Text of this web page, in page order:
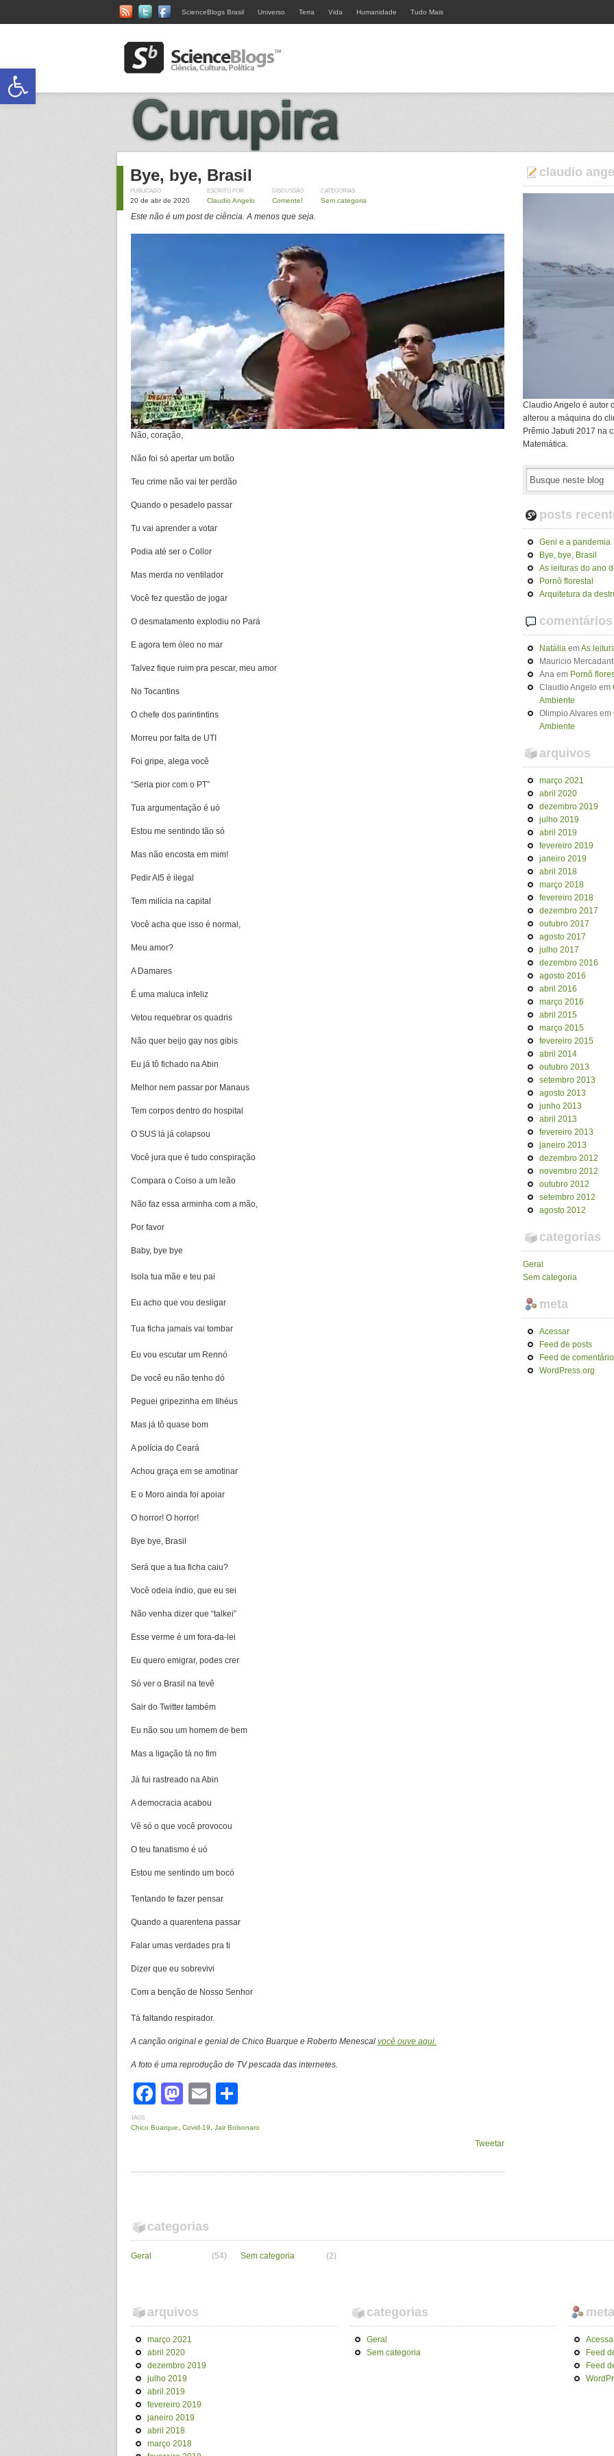
ScienceBlogs Brasil Universo Terra Vida Humanidade Tudo Mais
Bye, bye, Brasil
PUBLICADO
20 de abr de 2020
ESCRITO POR
Claudio Angelo
DISCUSSÃO
Comente!
CATEGORIAS
Sem categoria
Este não é um post de ciência. A menos que seja.
Não, coração,
Não foi só apertar um botão
Teu crime não vai ter perdão
Quando o pesadelo passar
Tu vai aprender a votar
Podia até ser o Collor
Mas merda no ventilador
Você fez questão de jogar
O desmatamento explodiu no Pará
E agora tem óleo no mar
Talvez fique ruim pra pescar, meu amor
No Tocantins
O chefe dos parintintins
Morreu por falta de UTI
Foi gripe, alega você
“Seria pior com o PT”
Tua argumentação é uó
Estou me sentindo tão só
Mas não encosta em mim!
Pedir AI5 é ilegal
Tem milícia na capital
Você acha que isso é normal,
Meu amor?
A Damares
É uma maluca infeliz
Vetou requebrar os quadris
Não quer beijo gay nos gibis
Eu já tô fichado na Abin
Melhor nem passar por Manaus
Tem corpos dentro do hospital
O SUS lá já colapsou
Você jura que é tudo conspiração
Compara o Coiso a um leão
Não faz essa arminha com a mão,
Por favor
Baby, bye bye
Isola tua mãe e teu pai
Eu acho que vou desligar
Tua ficha jamais vai tombar
Eu vou escutar um Rennó
De você eu não tenho dó
Peguei gripezinha em Ilhéus
Mas já tô quase bom
A polícia do Ceará
Achou graça em se amotinar
E o Moro ainda foi apoiar
O horror! O horror!
Bye bye, Brasil
Será que a tua ficha caiu?
Você odeia índio, que eu sei
Não venha dizer que “talkei”
Esse verme é um fora-da-lei
Eu quero emigrar, podes crer
Só ver o Brasil na tevê
Sair do Twitter também
Eu não sou um homem de bem
Mas a ligação tá no fim
Já fui rastreado na Abin
A democracia acabou
Vê só o que você provocou
O teu fanatismo é uó
Estou me sentindo um bocó
Tentando te fazer pensar
Quando a quarentena passar
Falar umas verdades pra ti
Dizer que eu sobrevivi
Com a benção de Nosso Senhor
Tá faltando respirador.
A canção original e genial de Chico Buarque e Roberto Menescal você ouve aqui.
A foto é uma reprodução de TV pescada das internetes.
Facebook
Mastodon
Email
TAGS
Chico Buarque Covid-19 Jair Bolsonaro
Tweetar
claudio
Claudio Angelo é autor
alterou a máquina do
Prêmio Jabuti 2017 na
Matemática.
posts
Geni e a pandemia
Bye, bye, Brasil
As leituras do ano
Pornô florestal
Arquitetura da
comentários
Natália emAs
Mauricio
Ana em Pornô
Claudio Angelo em
Ambiente
Olimpio Alvares em
Ambiente
arquivos
março 2021
abril 2020
dezembro 2019
julho 2019
abril 2019
fevereiro 2019
janeiro 2019
abril 2018
março 2018
fevereiro 2018
dezembro 2017
outubro 2017
agosto 2017
julho 2017
dezembro 2016
agosto 2016
abril 2016
março 2016
abril 2015
março 2015
fevereiro 2015
abril 2014
outubro 2013
setembro 2013
agosto 2013
junho 2013
abril 2013
fevereiro 2013
janeiro 2013
dezembro 2012
novembro 2012
outubro 2012
setembro 2012
agosto 2012
categorias
Geral
Sem categoria
meta
Acessar
Feed de posts
Feed de
WordPress.org
categorias
Geral (54) Sem categoria (2)
arquivos
março 2021
abril 2020
dezembro 2019
julho 2019
abril 2019
fevereiro 2019
janeiro 2019
abril 2018
março 2018
categorias
Geral
Sem categoria
meta
Feed
Feed
Abrir a barra de ferramentas